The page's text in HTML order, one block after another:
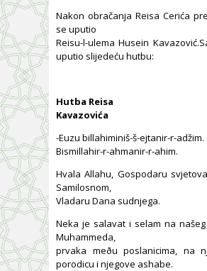
Nakon obračanja Reisa Cerića
se uputio
Reisu-l-ulema Husein
uputio slijedeću hutbu:
Hutba Reisa
Kavazovića
-Euzu billahiminiš-š-ejtanir-r-adžim.
Bismillahir-r-ahmanir-r-ahim.
Hvala Allahu, Gospodaru
Samilosnom,
Vladaru Dana sudnjega.
Neka je salavat i selam na
Muhammeda,
prvaka meðu poslanicima, na
porodicu i njegove ashabe.